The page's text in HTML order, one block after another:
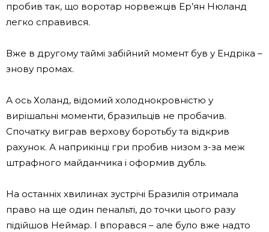
пробив так, що воротар норвежців Ер’ян Нюланд
легко справився.
Вже в другому таймі забійний момент був у Ендріка –
знову промах.
А ось Холанд, відомий холоднокровністю у
вирішальні моменти, бразильців не пробачив.
Спочатку виграв верхову боротьбу та відкрив
рахунок. А наприкінці гри пробив низом з-за меж
штрафного майданчика і оформив дубль.
На останніх хвилинах зустрічі Бразилія отримала
право на ще один пенальті, до точки цього разу
підійшов Неймар. І впорався – але було вже надто